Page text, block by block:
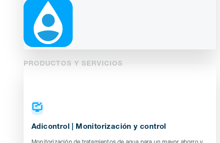
PRODUCTOS Y SERVICIOS
Adicontrol | Monitorización y control